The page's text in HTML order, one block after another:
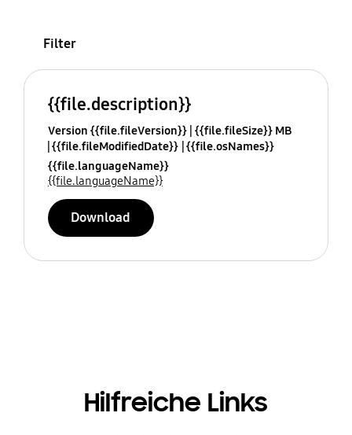
Filter
{{file.description}}
Version {{file.fileVersion}} {{file.fileSize}} MB
{{file.fileModifiedDate}} {{file.osNames}}
{{file.languageName}}
{{file.languageName}}
Download
Hilfreiche Links